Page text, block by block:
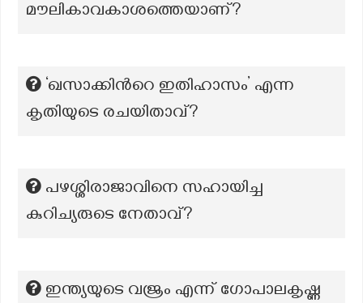
മൗലികാവകാശത്തെയാണ്?
‘ഖസാക്കിന്‍റെ ഇതിഹാസം’ എന്ന
കൃതിയുടെ രചയിതാവ്?
പഴശ്ശിരാജാവിനെ സഹായിച്ച
കുറിച്യരുടെ നേതാവ്?
ഇന്ത്യയുടെ വജ്രം എന്ന് ഗോപാലകൃഷ്ണ